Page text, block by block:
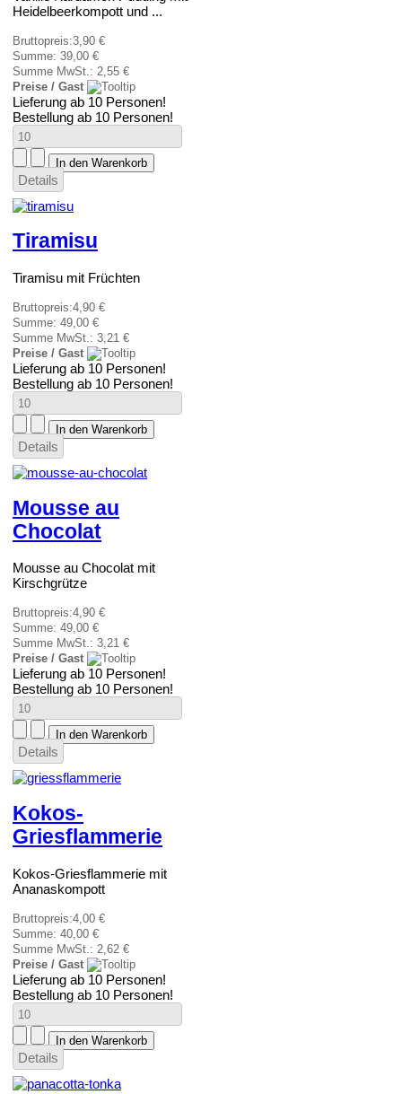
Heidelbeerkompott und ...
Bruttopreis:3,90 €
Summe: 39,00 €
Summe MwSt.: 2,55 €
Preise / Gast
Lieferung ab 10 Personen!
Bestellung ab 10 Personen!
Details
Tiramisu
Tiramisu mit Früchten
Bruttopreis:4,90 €
Summe: 49,00 €
Summe MwSt.: 3,21 €
Preise / Gast
Lieferung ab 10 Personen!
Bestellung ab 10 Personen!
Details
Mousse au
Chocolat
Mousse au Chocolat mit
Kirschgrütze
Bruttopreis:4,90 €
Summe: 49,00 €
Summe MwSt.: 3,21 €
Preise / Gast
Lieferung ab 10 Personen!
Bestellung ab 10 Personen!
Details
Kokos-
Griesflammerie
Kokos-Griesflammerie mit
Ananaskompott
Bruttopreis:4,00 €
Summe: 40,00 €
Summe MwSt.: 2,62 €
Preise / Gast
Lieferung ab 10 Personen!
Bestellung ab 10 Personen!
Details